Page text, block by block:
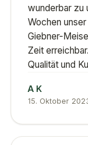
wunderbar zu
Wochen
Giebner-
Zeit
Qualität und
A K
15. Oktober